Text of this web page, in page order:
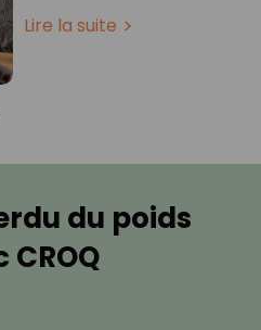
Lire la suite
du poids
CROQ